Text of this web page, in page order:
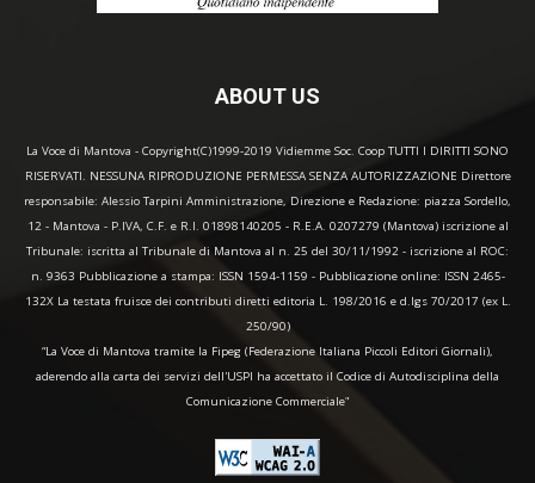
ABOUT US
La Voce di Mantova - Copyright(C)1999-2019 Vidiemme Soc. Coop TUTTI I DIRITTI SONO
RISERVATI. NESSUNA RIPRODUZIONE PERMESSA SENZA AUTORIZZAZIONE Direttore
responsabile: Alessio Tarpini Amministrazione, Direzione e Redazione: piazza Sordello,
12 - Mantova - P.IVA, C.F. e R.I. 01898140205 - R.E.A. 0207279 (Mantova) iscrizione al
Tribunale: iscritta al Tribunale di Mantova al n. 25 del 30/11/1992 - iscrizione al ROC:
n. 9363 Pubblicazione a stampa: ISSN 1594-1159 - Pubblicazione online: ISSN 2465-
132X La testata fruisce dei contributi diretti editoria L. 198/2016 e d.lgs 70/2017 (ex L.
250/90)
“La Voce di Mantova tramite la Fipeg (Federazione Italiana Piccoli Editori Giornali),
aderendo alla carta dei servizi dell'USPI ha accettato il Codice di Autodisciplina della
Comunicazione Commerciale"